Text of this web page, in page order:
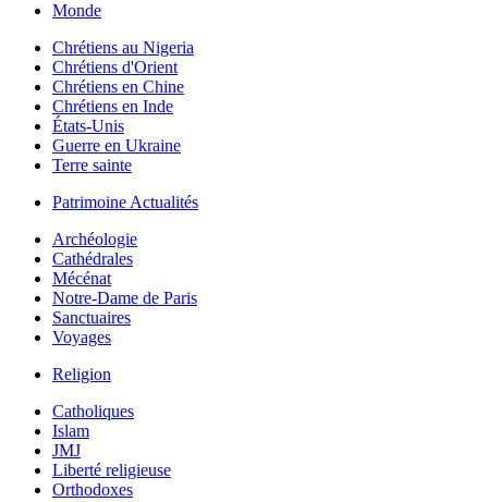
Monde
Chrétiens au Nigeria
Chrétiens d'Orient
Chrétiens en Chine
Chrétiens en Inde
États-Unis
Guerre en Ukraine
Terre sainte
Patrimoine Actualités
Archéologie
Cathédrales
Mécénat
Notre-Dame de Paris
Sanctuaires
Voyages
Religion
Catholiques
Islam
JMJ
Liberté religieuse
Orthodoxes